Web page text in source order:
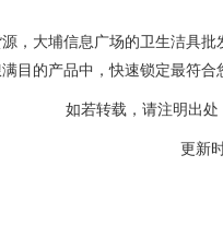
，大埔信息广场的卫生洁具
目的产品中，快速锁定最符合
如若转载，请注明出
更新